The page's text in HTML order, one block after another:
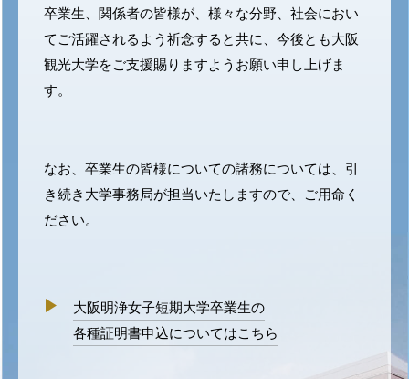
卒業生、関係者の皆様が、様々な分野、社会におい
てご活躍されるよう祈念すると共に、今後とも大阪
観光大学をご支援賜りますようお願い申し上げま
す。
なお、卒業生の皆様についての諸務については、引
き続き大学事務局が担当いたしますので、ご用命く
ださい。
大阪明浄女子短期大学卒業生の
各種証明書申込についてはこちら